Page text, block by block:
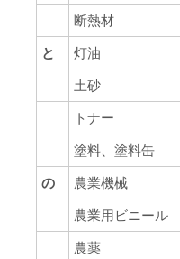
断熱材
と
灯油
土砂
トナー
塗料、塗料缶
の
農業機械
農業用ビニール
農薬